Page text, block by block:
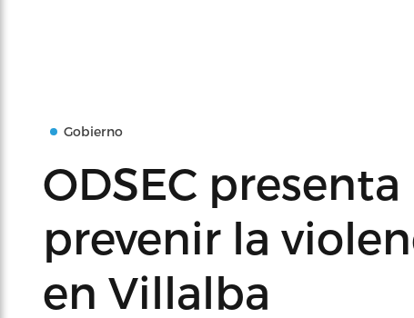
Gobierno
ODSEC
prevenir la
en Villalba